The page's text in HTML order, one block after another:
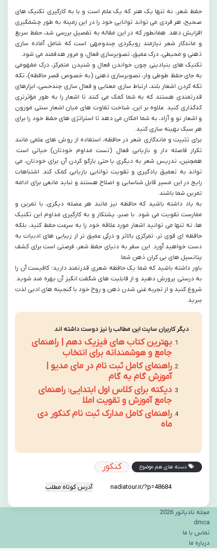
حفظ شعر، نه تنها یک هنر که یک علم است و با به کارگیری تکنیک های
صحیح، هر فردی می تواند توانایی خود را در این زمینه به طور چشمگیری
افزایش دهد. همانطور که در این مقاله به تفصیل بررسی شد، حفظ سریع
و ماندگار شعر نیازمند رویکردی چندوجهی است که شامل آماده سازی
ذهنی و محیطی، درک عمیق، تصویرسازی فعال، و مرور هدفمند می شود.
تکنیک های بنیادینی چون خواندن فعال و شنیدن متمرکز، درک مفهومی
به جای حفظ طوطی وار، تصویرسازی ذهنی (به خصوص قصر حافظه)، تکه
تکه کردن اشعار بلند، ارتباط سازی معنایی و فعال سازی چندحسی، ابزارهای
قدرتمندی هستند که به شما کمک می کنند تا اشعار را به طور مؤثرتری
کدگذاری کنید. علاوه بر این، شناخت تفاوت های میان اشعار سنتی موزون
و اشعار نو و آزاد، به شما امکان می دهد تا استراتژی های حفظ خود را برای
هر سبک بهینه سازی کنید.
برای تثبیت و ماندگاری شعر در حافظه، استفاده از روش های علمی مانند
تکرار فاصله دار و بازیابی فعال (تست مداوم خودتان) حیاتی است.
همچنین، تدریس شعر به دیگری یا حتی بازگو کردن آن برای خودتان، می
تواند به تعمیق یادگیری و تقویت توانایی بازیابی کمک کند. اشتباهات
رایج در این مسیر قابل شناسایی و اصلاح هستند و نباید مانعی برای ادامه
تمرین شما باشند.
به یاد داشته باشید که حافظه نیز مانند هر عضله دیگری، با تمرین و
ممارست تقویت می شود. با صبر، پشتکار و به کارگیری مداوم این تکنیک
ها، نه تنها می توانید اشعار مورد علاقه خود را به سرعت حفظ کنید، بلکه
حافظه ای قوی تر، تمرکزی بالاتر و درکی عمیق تر از زیبایی های ادبیات به
دست خواهید آورد. این سفر به دنیای حفظ شعر، فرصتی است برای کشف
پتانسیل های بی کران ذهن شما.
باور داشته باشید که شما یک حافظه شعری قدرتمند دارید؛ کافیست آن را
به درستی پرورش دهید و از قابلیت های شگفت انگیز آن بهره مند شوید.
شروع کنید و از تجربه غنی شدن ذهن و روح خود با گنجینه های ادبی لذت
ببرید.
دیگر کاربران سایت این مطالب را نیز دوست داشته اند
بهترین کتاب های فیزیک دهم | راهنمای
جامع و هوشمندانه برای انتخاب
راهنمای کامل ثبت نام در مای مدیو |
آموزش گام به گام
دیکته برای کلاس اول ابتدایی: راهنمای
جامع آموزش و تقویت املا
راهنمای کامل مدارک ثبت نام کنکور دی
ماه
دسته های هم موضوع کنکور
آدرس کوتاه مطلب
مجله نادیاتور 2026
dmca
تماس با ما
درباره ما